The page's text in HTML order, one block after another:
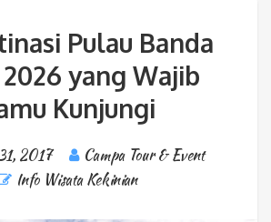
Pulau Banda
yang Wajib
Kunjungi
2017
Campa Tour & Event
Info Wisata Kekinian